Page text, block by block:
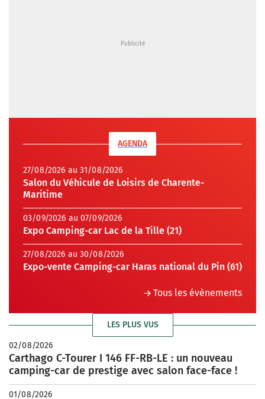
AGENDA
27/08/2026 au 31/08/2026
Salon du Véhicule de Loisirs de Charente-
Maritime
03/09/2026 au 07/09/2026
Expo Camping-car Lac de la Tille (21)
27/08/2026 au 30/08/2026
Expo-vente Camping-car Haras national du Pin (61)
Tous les évènements
LES PLUS VUS
02/08/2026
Carthago C-Tourer I 146 FF-RB-LE : un nouveau
camping-car de prestige avec salon face-face !
01/08/2026